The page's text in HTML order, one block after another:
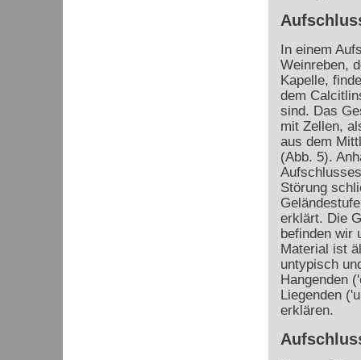
In einem
Weinreben,
Kapelle,
dem
sind. Das
mit Zellen,
aus dem
(Abb. 5).
Störung
erklärt. Die
befinden wir
Material ist
untypisch
Hangenden
Liegenden
erklären.